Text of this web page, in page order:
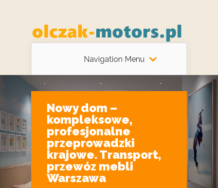
Navigation Menu
Nowy dom –
kompleksowe,
profesjonalne
przeprowadzki
krajowe. Transport,
przewóz mebli
Warszawa